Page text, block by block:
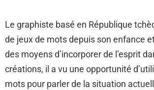
Le graphiste basé en République
de jeux de mots depuis son enfance
des moyens d’incorporer de l’esprit
créations, il a vu une opportunité
mots pour parler de la situation